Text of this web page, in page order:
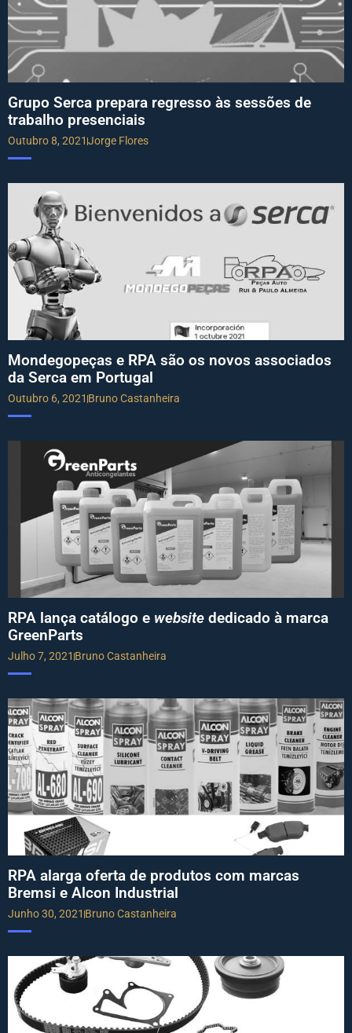
Grupo Serca prepara regresso às sessões de
trabalho presenciais
Outubro 8, 2021 Jorge Flores
Mondegopeças e RPA são os novos associados
da Serca em Portugal
Outubro 6, 2021 Bruno Castanheira
RPA lança catálogo e website dedicado à marca
GreenParts
Julho 7, 2021 Bruno Castanheira
RPA alarga oferta de produtos com marcas
Bremsi e Alcon Industrial
Junho 30, 2021 Bruno Castanheira